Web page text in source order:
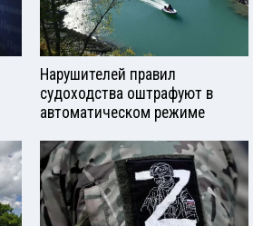
Нарушителей правил
судоходства оштрафуют в
автоматическом режиме